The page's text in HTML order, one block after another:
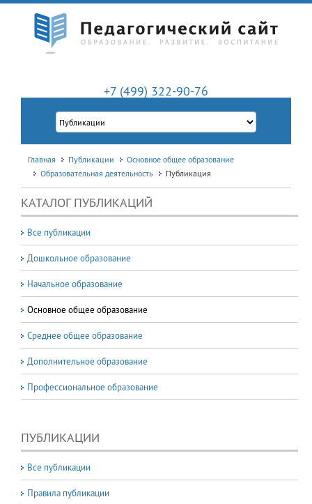
+7 (499) 322-90-76
Главная Публикации
Основное общее образование
Образовательная деятельность
Публикация
КАТАЛОГ ПУБЛИКАЦИЙ
Все публикации
Дошкольное образование
Начальное образование
Основное общее образование
Среднее общее образование
Дополнительное образование
Профессиональное образование
ПУБЛИКАЦИИ
Все публикации
Правила публикации